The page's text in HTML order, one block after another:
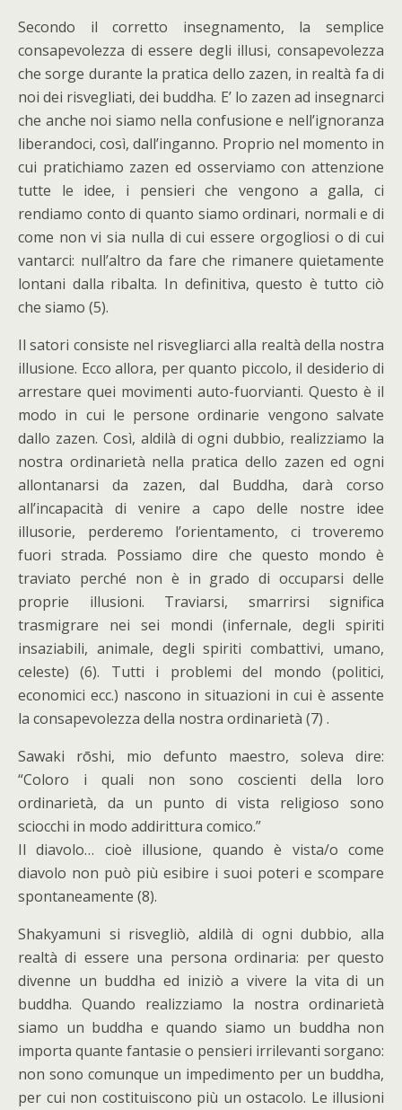
Secondo il corretto insegnamento, la semplice
consapevolezza di essere degli illusi, consapevolezza
che sorge durante la pratica dello zazen, in realtà fa di
noi dei risvegliati, dei buddha. E’ lo zazen ad insegnarci
che anche noi siamo nella confusione e nell’ignoranza
liberandoci, così, dall’inganno. Proprio nel momento in
cui pratichiamo zazen ed osserviamo con attenzione
tutte le idee, i pensieri che vengono a galla, ci
rendiamo conto di quanto siamo ordinari, normali e di
come non vi sia nulla di cui essere orgogliosi o di cui
vantarci: null’altro da fare che rimanere quietamente
lontani dalla ribalta. In definitiva, questo è tutto ciò
che siamo (5).
Il satori consiste nel risvegliarci alla realtà della nostra
illusione. Ecco allora, per quanto piccolo, il desiderio di
arrestare quei movimenti auto-fuorvianti. Questo è il
modo in cui le persone ordinarie vengono salvate
dallo zazen. Così, aldilà di ogni dubbio, realizziamo la
nostra ordinarietà nella pratica dello zazen ed ogni
allontanarsi da zazen, dal Buddha, darà corso
all’incapacità di venire a capo delle nostre idee
illusorie, perderemo l’orientamento, ci troveremo
fuori strada. Possiamo dire che questo mondo è
traviato perché non è in grado di occuparsi delle
proprie illusioni. Traviarsi, smarrirsi significa
trasmigrare nei sei mondi (infernale, degli spiriti
insaziabili, animale, degli spiriti combattivi, umano,
celeste) (6). Tutti i problemi del mondo (politici,
economici ecc.) nascono in situazioni in cui è assente
la consapevolezza della nostra ordinarietà (7) .
Sawaki rōshi, mio defunto maestro, soleva dire:
“Coloro i quali non sono coscienti della loro
ordinarietà, da un punto di vista religioso sono
sciocchi in modo addirittura comico.”
Il diavolo… cioè illusione, quando è vista/o come
diavolo non può più esibire i suoi poteri e scompare
spontaneamente (8).
Shakyamuni si risvegliò, aldilà di ogni dubbio, alla
realtà di essere una persona ordinaria: per questo
divenne un buddha ed iniziò a vivere la vita di un
buddha. Quando realizziamo la nostra ordinarietà
siamo un buddha e quando siamo un buddha non
importa quante fantasie o pensieri irrilevanti sorgano:
non sono comunque un impedimento per un buddha,
per cui non costituiscono più un ostacolo. Le illusioni